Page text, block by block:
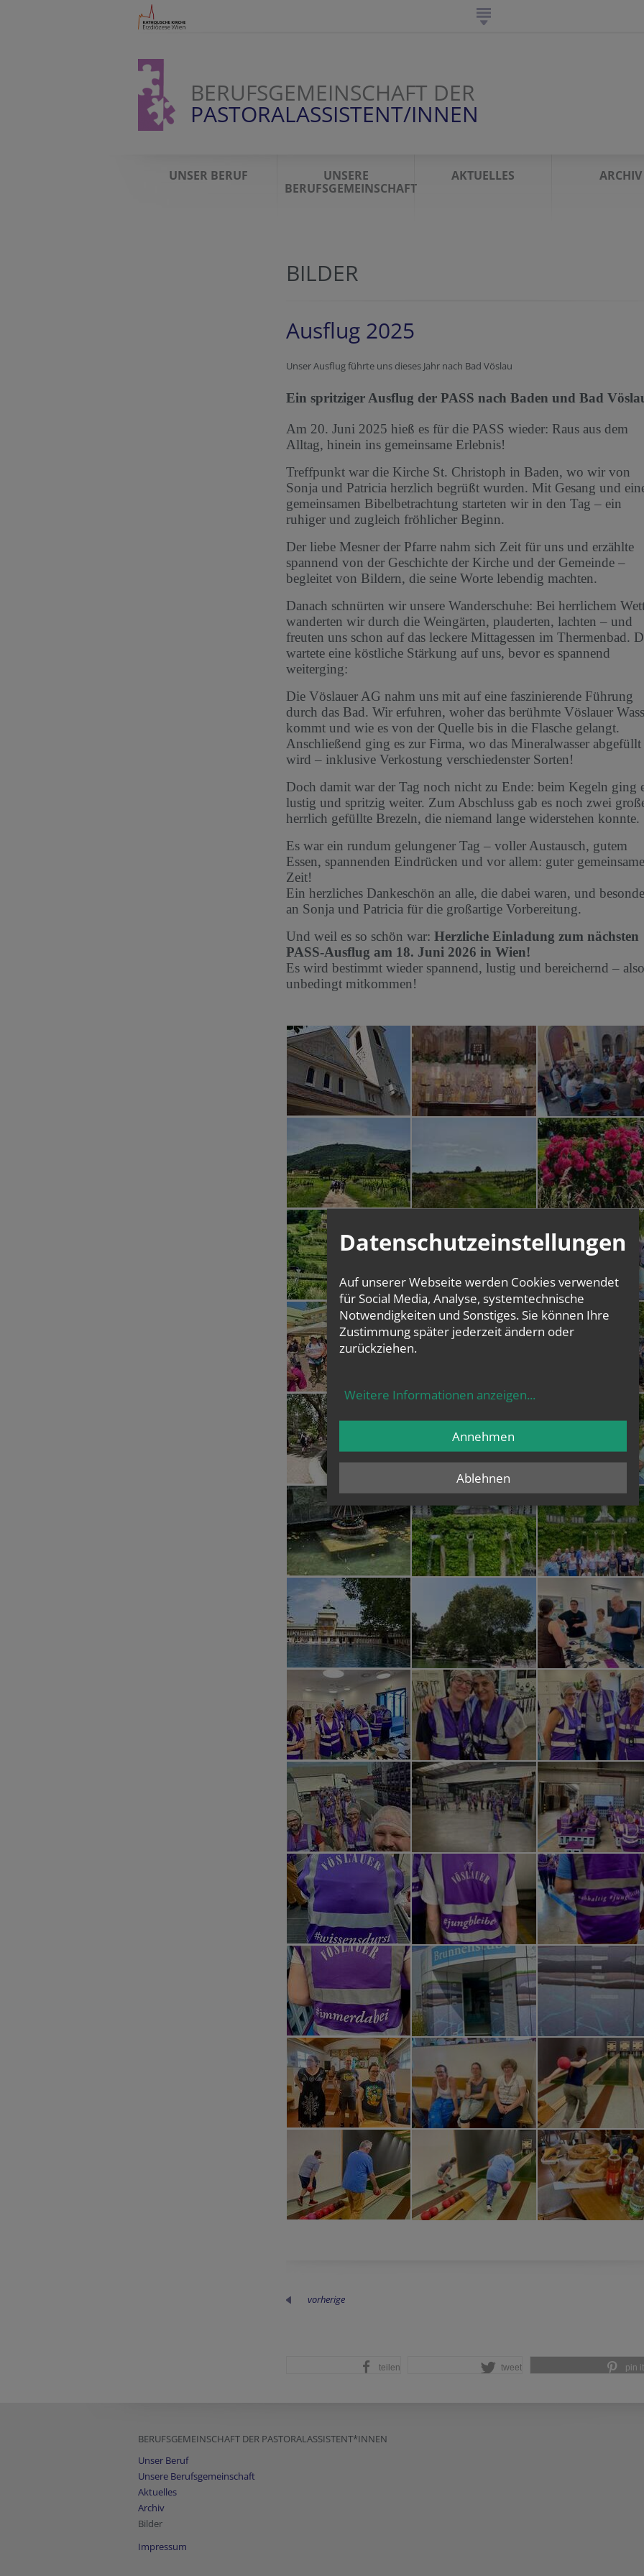
BERUFSGEMEINSCHAFT DER
PASTORALASSISTENT/INNEN
UNSER BERUF
UNSERE
BERUFSGEMEINSCHAFT
AKTUELLES ARCHIV
BILDER
Ausflug 2025
Unser Ausflug führte uns dieses Jahr nach Bad Vöslau
Ein spritziger Ausflug der PASS nach Baden und Bad
Am 20. Juni 2025 hieß es für die PASS wieder: Raus aus dem
Alltag, hinein ins gemeinsame Erlebnis!
Treffpunkt war die Kirche St. Christoph in Baden, wo wir von
Sonja und Patricia herzlich begrüßt wurden. Mit Gesang und
gemeinsamen Bibelbetrachtung starteten wir in den Tag – ein
ruhiger und zugleich fröhlicher Beginn.
Der liebe Mesner der Pfarre nahm sich Zeit für uns und erzählte
spannend von der Geschichte der Kirche und der Gemeinde –
begleitet von Bildern, die seine Worte lebendig machten.
Danach schnürten wir unsere Wanderschuhe: Bei herrlichem
wanderten wir durch die Weingärten, plauderten, lachten – und
freuten uns schon auf das leckere Mittagessen im Thermenbad.
wartete eine köstliche Stärkung auf uns, bevor es spannend
weiterging:
Die Vöslauer AG nahm uns mit auf eine faszinierende Führung
durch das Bad. Wir erfuhren, woher das berühmte Vöslauer
kommt und wie es von der Quelle bis in die Flasche gelangt.
Anschließend ging es zur Firma, wo das Mineralwasser abgefüllt
wird – inklusive Verkostung verschiedenster Sorten!
Doch damit war der Tag noch nicht zu Ende: beim Kegeln ging
lustig und spritzig weiter. Zum Abschluss gab es noch zwei
herrlich gefüllte Brezeln, die niemand lange widerstehen konnte.
Es war ein rundum gelungener Tag – voller Austausch, gutem
Essen, spannenden Eindrücken und vor allem: guter
Zeit!
Ein herzliches Dankeschön an alle, die dabei waren, und
an Sonja und Patricia für die großartige Vorbereitung.
Und weil es so schön war: Herzliche Einladung zum nächsten
PASS-Ausflug am 18. Juni 2026 in Wien!
Es wird bestimmt wieder spannend, lustig und bereichernd –
unbedingt mitkommen!
vorherige
teilen tweet pin it
BERUFSGEMEINSCHAFT DER PASTORALASSISTENT*INNEN
Unser Beruf
Unsere Berufsgemeinschaft
Aktuelles
Archiv
Bilder
Impressum
Datenschutzeinstellungen
Auf unserer Webseite werden Cookies verwendet
für Social Media, Analyse, systemtechnische
Notwendigkeiten und Sonstiges. Sie können Ihre
Zustimmung später jederzeit ändern oder
zurückziehen.
Weitere Informationen anzeigen...
Ablehnen
Annehmen